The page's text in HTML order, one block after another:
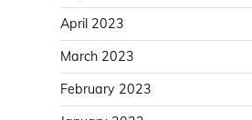
April 2023
March 2023
February 2023